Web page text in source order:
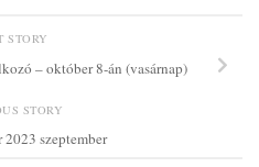
STORY
– október 8-án (vasárnap)
STORY
2023 szeptember